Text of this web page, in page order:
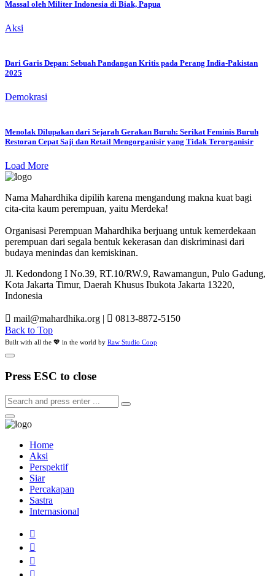
Massal oleh Militer Indonesia di Biak, Papua
Aksi
Dari Garis Depan: Sebuah Pandangan Kritis pada Perang India-Pakistan
2025
Demokrasi
Menolak Dilupakan dari Sejarah Gerakan Buruh: Serikat Feminis Buruh
Restoran Cepat Saji dan Retail Mengorganisir yang Tidak Terorganisir
Load More
Nama Mahardhika dipilih karena mengandung makna kuat bagi
cita-cita kaum perempuan, yaitu Merdeka!
Organisasi Perempuan Mahardhika berjuang untuk kemerdekaan
perempuan dari segala bentuk kekerasan dan diskriminasi dari
budaya menindas dan kemiskinan.
Jl. Kedondong I No.39, RT.10/RW.9, Rawamangun, Pulo Gadung,
Kota Jakarta Timur, Daerah Khusus Ibukota Jakarta 13220,
Indonesia
mail@mahardhika.org
0813-8872-5150
Back to Top
Built with all the 💖 in the world by Raw Studio Coop
Press ESC to close
Home
Aksi
Perspektif
Siar
Percakapan
Sastra
Internasional